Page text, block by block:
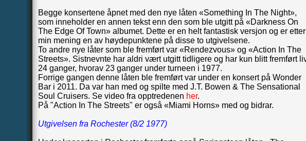
Begge konsertene åpnet med den nye låten «Something In The Night»,
som inneholder en annen tekst enn den som ble utgitt på «Darkness On
The Edge Of Town» albumet. Dette er en helt fantastisk versjon og er etter
min mening en av høydepunktene på disse to utgivelsene.
To andre nye låter som ble fremført var «Rendezvous» og «Action In The
Streets». Sistnevnte har aldri vært utgitt tidligere og har kun blitt fremført
24 ganger, hvorav 23 ganger under turneen i 1977.
Forrige gangen denne låten ble fremført var under en konsert på Wonder
Bar i 2011. Da var han med og spilte med J.T. Bowen & The Sensational
Soul Cruisers. Se video fra opptredenen her.
På "Action In The Streets" er også «Miami Horns» med og bidrar.
Utgivelsen fra Rochester (8/2 1977)